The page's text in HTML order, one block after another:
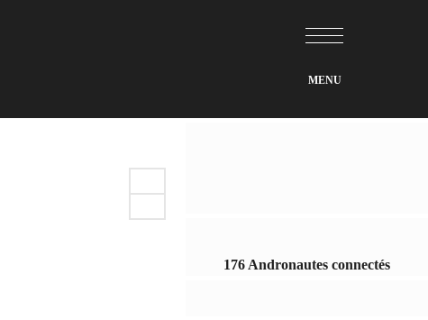
176 Andronautes connectés